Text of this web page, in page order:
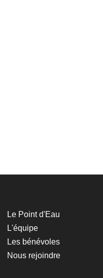
Le Point d'Eau
L'équipe
Les bénévoles
Nous rejoindre